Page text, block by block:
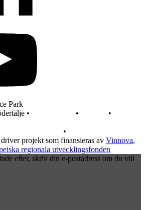
Park
•
•
•
•
projekt som finansieras av Vinnova,
regionala utvecklingsfonden
efter, skriv din e-postadress om du vill